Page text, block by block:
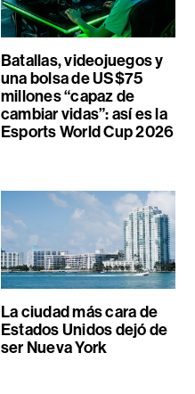
Batallas, videojuegos y
una bolsa de US$75
millones “capaz de
cambiar vidas”: así es la
Esports World Cup 2026
La ciudad más cara de
Estados Unidos dejó de
ser Nueva York